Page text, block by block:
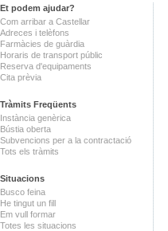
Et podem ajudar?
Com arribar a Castellar
Adreces i telèfons
Farmàcies de guàrdia
Horaris de transport públic
Reserva d'equipaments
Cita prèvia
Tràmits Freqüents
Instància genèrica
Bústia oberta
Subvencions per a la contractació
Tots els tràmits
Situacions
Busco feina
He tingut un fill
Em vull formar
Totes les situacions